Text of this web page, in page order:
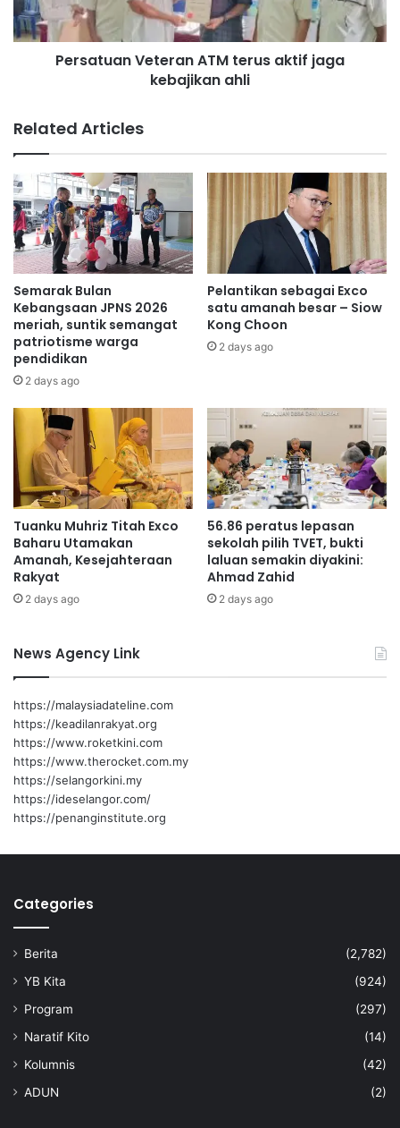
“Pastikan setiap kelahiran didaftarkan seawal mungkin
mengikut tempoh yang telah ditetapkan. Jangan tunggu
sehingga timbul masalah baharu kita bertindak.
“Daftar awal, lebih mudah urusan, lebih terjamin masa
t
H
R
M
0
B
i
l
i
n
M
e
n
j
l
a
n
g
2
0
3
0
a
n
r
a
n
A
T
M
t
e
r
u
s
a
k
t
f
j
a
g
a
k
e
b
a
j
i
n
a
h
l
i
Persatuan Veteran ATM terus aktif jaga
kebajikan ahli
Related Articles
Semarak Bulan
Kebangsaan JPNS 2026
meriah, suntik semangat
patriotisme warga
pendidikan
2 days ago
Pelantikan sebagai Exco
satu amanah besar – Siow
Kong Choon
2 days ago
Tuanku Muhriz Titah Exco
Baharu Utamakan
Amanah, Kesejahteraan
Rakyat
2 days ago
56.86 peratus lepasan
sekolah pilih TVET, bukti
laluan semakin diyakini:
Ahmad Zahid
2 days ago
News Agency Link
https://malaysiadateline.com
https://keadilanrakyat.org
https://www.roketkini.com
https://www.therocket.com.my
https://selangorkini.my
https://ideselangor.com/
https://penanginstitute.org
Categories
Berita
(2,782)
YB Kita
(924)
Program
(297)
Naratif Kito
(14)
Kolumnis
(42)
ADUN
(2)